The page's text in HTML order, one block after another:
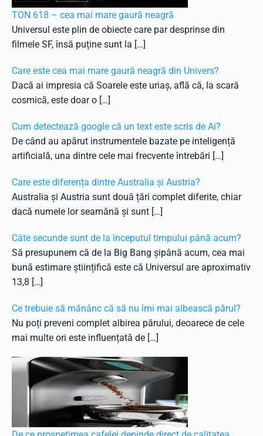
TON 618 – cea mai mare gaură neagră
Universul este plin de obiecte care par desprinse din
filmele SF, însă puține sunt la […]
Care este cea mai mare gaură neagră din Univers?
Dacă ai impresia că Soarele este uriaș, află că, la scară
cosmică, este doar o […]
Cum detectează google că un text este scris de Ai?
De când au apărut instrumentele bazate pe inteligență
artificială, una dintre cele mai frecvente întrebări […]
Care este diferența dintre Australia și Austria?
Australia și Austria sunt două țări complet diferite, chiar
dacă numele lor seamănă și sunt […]
Câte secunde sunt de la începutul timpului până acum?
Să presupunem că de la Big Bang șipână acum, cea mai
bună estimare științifică este că Universul are aproximativ
13,8 […]
Ce trebuie să mănânc că să nu îmi mai albească părul?
Nu poți preveni complet albirea părului, deoarece de cele
mai multe ori este influențată de […]